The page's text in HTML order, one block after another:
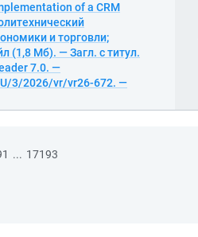
of a CRM
и торговли;
(1,8 Мб). — Загл. с титул.
7.0. —
3/2026/vr/vr26-672. —
... 17193